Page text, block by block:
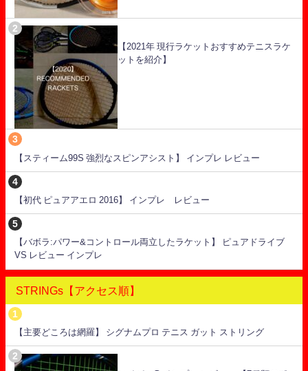
【2021年 現行ラケットおすすめテニスラケ
ットを紹介】
【スティーム99S 強烈なスピンアシスト】 インプレ レビュー
【初代 ピュアアエロ 2016】 インプレ レビュー
【バボラ:パワー&コントロール両立したラケット】 ピュアドライブ
VS レビュー インプレ
STRINGs【アクセス順】
【主要どころは網羅】 シグナムプロ テニス ガット ストリング